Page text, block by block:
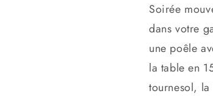
Soirée
dans votre
une poêle
la table en
tournesol,